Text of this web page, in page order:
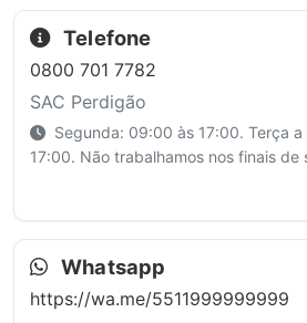
Telefone
0800 701 7782
SAC Perdigão
Segunda: 09:00 às 17:00. Terça
17:00. Não trabalhamos nos finais de
Whatsapp
https://wa.me/5511999999999